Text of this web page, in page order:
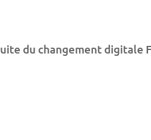
du changement digitale